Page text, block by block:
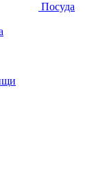
Посуда